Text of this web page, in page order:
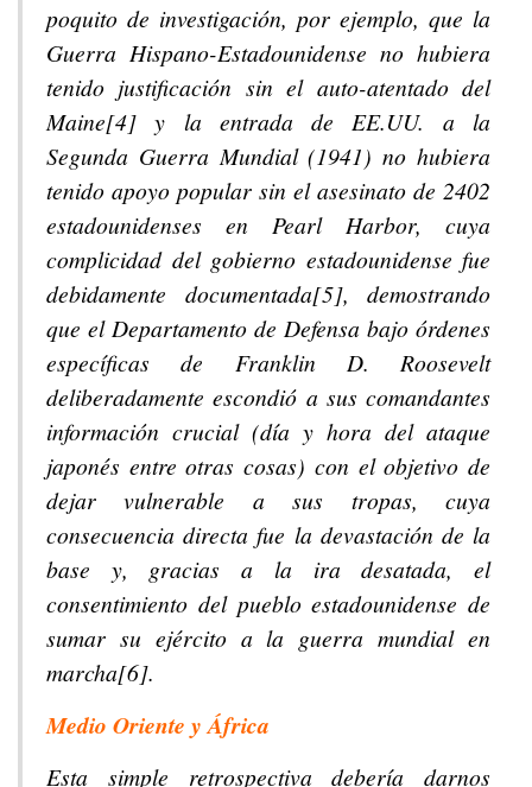
poquito de investigación, por ejemplo, que la
Guerra Hispano-Estadounidense no hubiera
tenido justificación sin el auto-atentado del
Maine[4] y la entrada de EE.UU. a la
Segunda Guerra Mundial (1941) no hubiera
tenido apoyo popular sin el asesinato de 2402
estadounidenses en Pearl Harbor, cuya
complicidad del gobierno estadounidense fue
debidamente documentada[5], demostrando
que el Departamento de Defensa bajo órdenes
específicas de Franklin D. Roosevelt
deliberadamente escondió a sus comandantes
información crucial (día y hora del ataque
japonés entre otras cosas) con el objetivo de
dejar vulnerable a sus tropas, cuya
consecuencia directa fue la devastación de la
base y, gracias a la ira desatada, el
consentimiento del pueblo estadounidense de
sumar su ejército a la guerra mundial en
marcha[6].
Medio Oriente y África
Esta simple retrospectiva debería darnos